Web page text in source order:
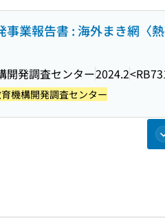
事業報告書 : 海外まき網〈
開発調査センター2024.2
機構開発調査センター